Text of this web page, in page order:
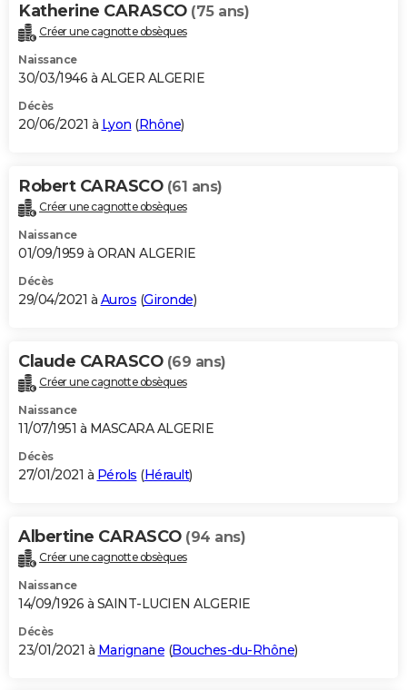
Katherine CARASCO (75 ans)
Créer une cagnotte obsèques
Naissance
30/03/1946 à ALGER ALGERIE
Décès
20/06/2021 à Lyon (Rhône)
Robert CARASCO (61 ans)
Créer une cagnotte obsèques
Naissance
01/09/1959 à ORAN ALGERIE
Décès
29/04/2021 à Auros (Gironde)
Claude CARASCO (69 ans)
Créer une cagnotte obsèques
Naissance
11/07/1951 à MASCARA ALGERIE
Décès
27/01/2021 à Pérols (Hérault)
Albertine CARASCO (94 ans)
Créer une cagnotte obsèques
Naissance
14/09/1926 à SAINT-LUCIEN ALGERIE
Décès
23/01/2021 à Marignane (Bouches-du-Rhône)